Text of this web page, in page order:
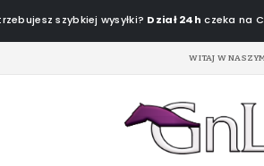
szybkiej wysyłki? Dział 24h czeka na
WITAJ W